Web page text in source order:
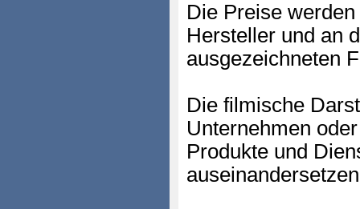
Die Preise
Hersteller und an
ausgezeichneten
Die filmische
Unternehmen
Produkte und